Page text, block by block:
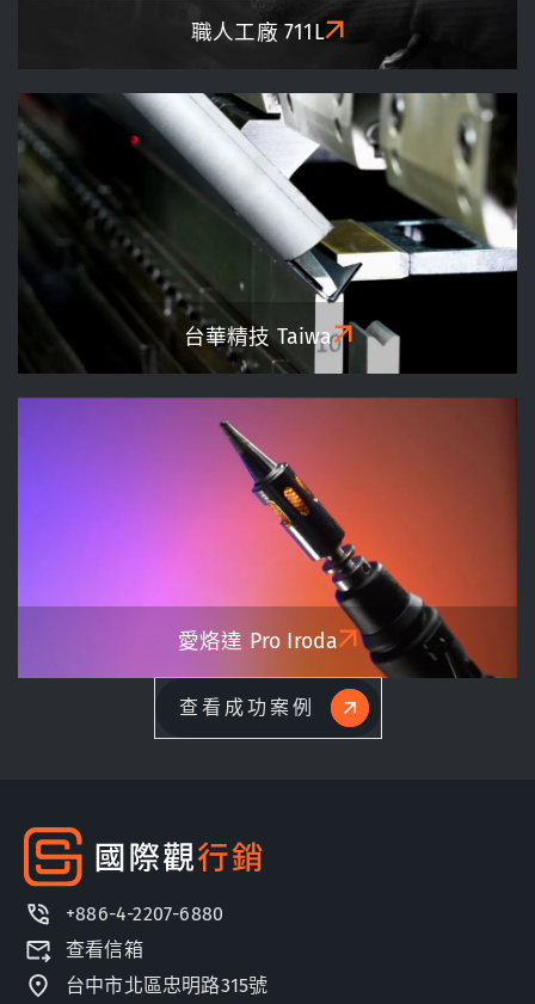
職人工廠711L
台華精技 Taiwa
愛烙達 Pro Iroda
查看成功案例
+886-4-2207-6880
查看信箱
台中市北區忠明路315號